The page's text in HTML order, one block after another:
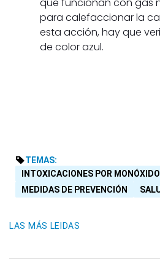
para calefaccionar la
esta acción, hay que
de color azul.
TEMAS:
INTOXICACIONES POR
MEDIDAS DE PREVENCIÓN
LAS MÁS LEIDAS